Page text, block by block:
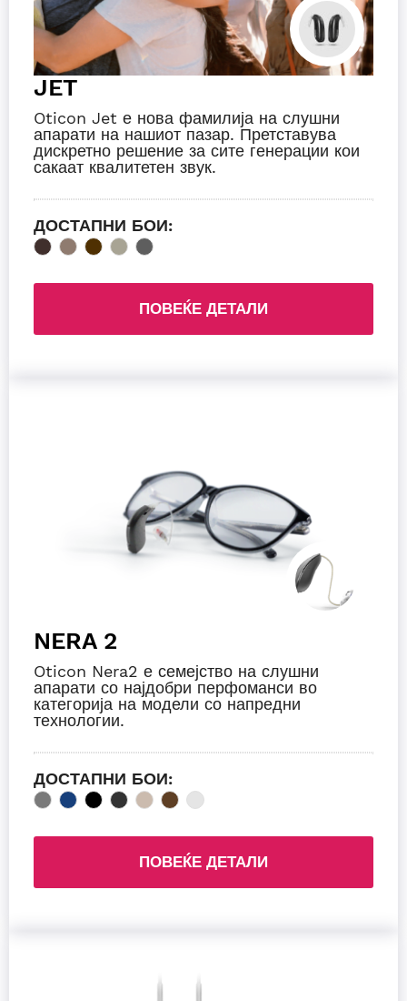
JET
Oticon Jet е нова фамилија на слушни
апарати на нашиот пазар. Претставува
дискретно решение за сите генерации кои
сакаат квалитетен звук.
ДОСТАПНИ БОИ:
ПОВЕЌЕ ДЕТАЛИ
NERA 2
Oticon Nera2 е семејство на слушни
апарати со најдобри перфоманси во
категорија на модели со напредни
технологии.
ДОСТАПНИ БОИ:
ПОВЕЌЕ ДЕТАЛИ